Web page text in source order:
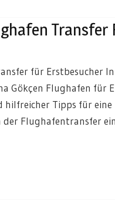
für Erstbesucher
Gökçen Flughafen für
Tipps für eine
Flughafentransfer